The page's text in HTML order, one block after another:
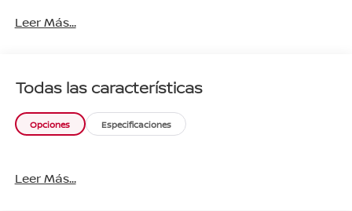
(VDC Equipamiento y TecnologíaInfotenimiento:
audio.Acceso: Llave inteligente (iKey) con botón de
encendido de motor.Exterior: Rines de acero de 15"
con tapones y sensores de reversa.
Leer Más...
Todas las características
Opciones Especificaciones
Leer Más...